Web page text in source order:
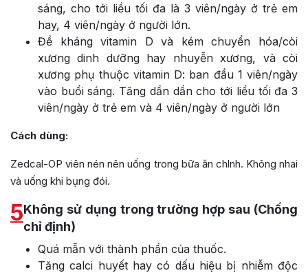
sáng, cho tới liều tối đa là 3 viên/ngày ở trẻ em
hay, 4 viên/ngày ở người lớn.
Đề kháng vitamin D và kém chuyển hóa/còi
xương dinh dưỡng hay nhuyễn xương, và còi
xương phụ thuộc vitamin D: ban đầu 1 viên/ngày
vào buổi sáng. Tăng dần dần cho tới liều tối đa 3
viên/ngày ở trẻ em và 4 viên/ngày ở người lớn
Cách dùng:
Zedcal-OP viên nén nên uống trong bữa ăn chlnh. Không nhai
và uống khi bụng đói.
5Không sử dụng trong trường hợp sau (Chống
chỉ định)
Quá mẫn với thành phần của thuốc.
Tăng calci huyết hay có dấu hiệu bị nhiễm độc